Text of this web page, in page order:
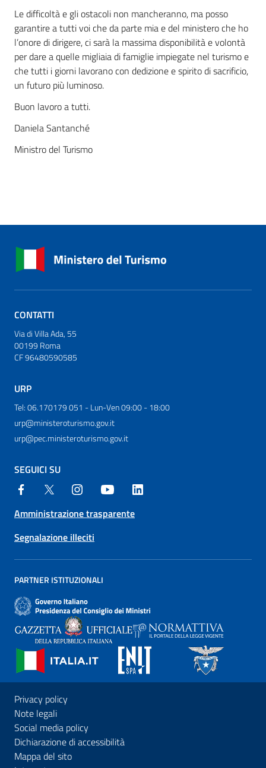
Le difficoltà e gli ostacoli non mancheranno, ma posso
garantire a tutti voi che da parte mia e del ministero che ho
l’onore di dirigere, ci sarà la massima disponibilità e volontà
per dare a quelle migliaia di famiglie impiegate nel turismo e
che tutti i giorni lavorano con dedizione e spirito di sacrificio,
un futuro più luminoso.
Buon lavoro a tutti.
Daniela Santanché
Ministro del Turismo
CONTATTI
Via di Villa Ada, 55
00199 Roma
CF 96480590585
URP
Tel: 06.170179 051 - Lun-Ven 09:00 - 18:00
urp@ministeroturismo.gov.it
urp@pec.ministeroturismo.gov.it
SEGUICI SU
Amministrazione trasparente
Segnalazione illeciti
PARTNER ISTITUZIONALI
Privacy policy
Note legali
Social media policy
Dichiarazione di accessibilità
Mappa del sito